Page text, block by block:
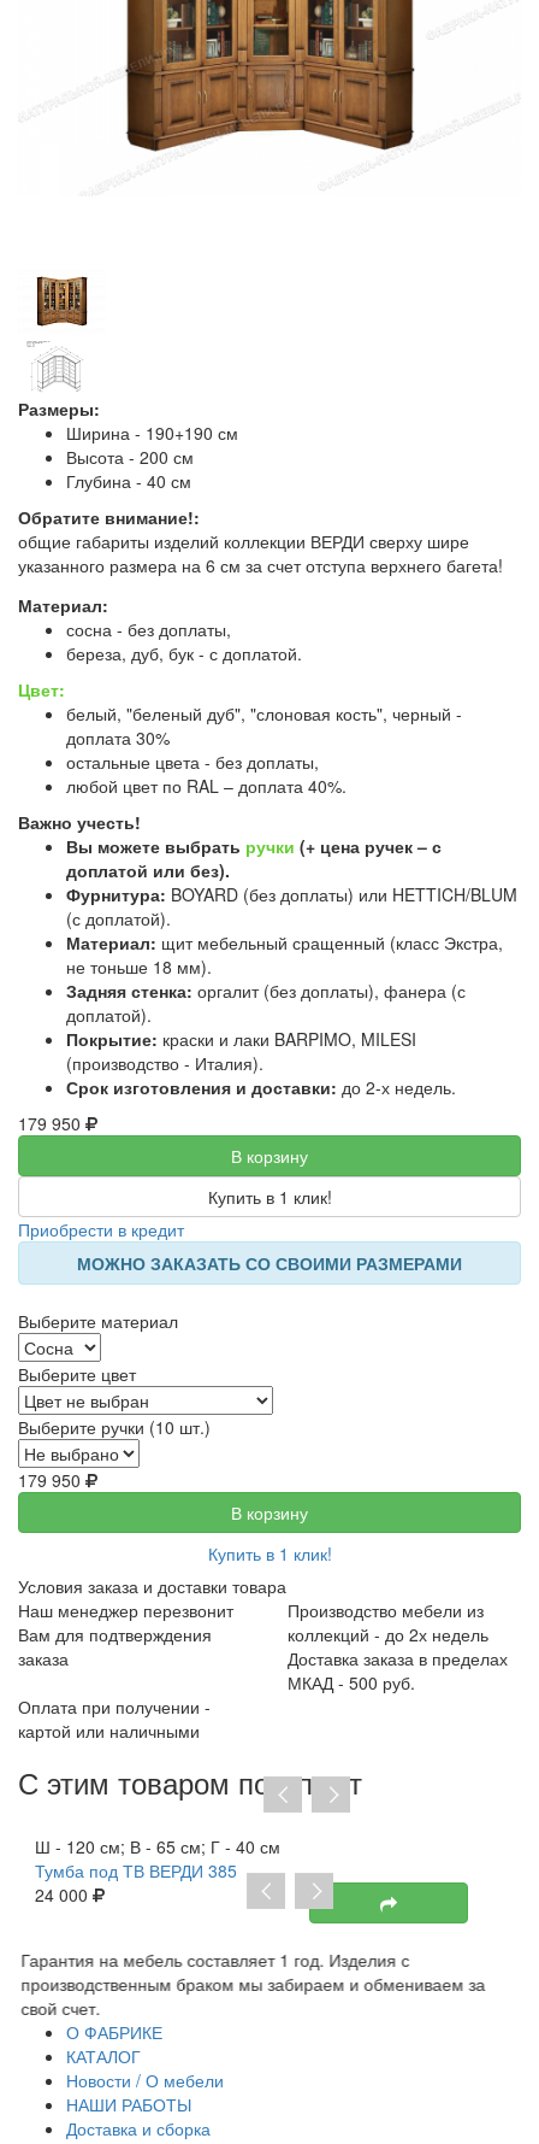
Размеры:
Ширина - 190+190 см
Высота - 200 см
Глубина - 40 см
Обратите внимание!:
общие габариты изделий коллекции ВЕРДИ сверху шире
указанного размера на 6 см за счет отступа верхнего багета!
Материал:
сосна - без доплаты,
береза, дуб, бук - с доплатой.
Цвет:
белый, "беленый дуб", "слоновая кость", черный -
доплата 30%
остальные цвета - без доплаты,
любой цвет по RAL – доплата 40%.
Важно учесть!
Вы можете выбрать ручки (+ цена ручек – с
доплатой или без).
Фурнитура: BOYARD (без доплаты) или HETTICH/BLUM
(с доплатой).
Материал: щит мебельный сращенный (класс Экстра,
не тоньше 18 мм).
Задняя стенка: оргалит (без доплаты), фанера (с
доплатой).
Покрытие: краски и лаки BARPIMO, MILESI
(производство - Италия).
Срок изготовления и доставки: до 2-х недель.
179 950
В корзину
Купить в 1 клик!
Приобрести в кредит
МОЖНО ЗАКАЗАТЬ СО СВОИМИ РАЗМЕРАМИ
Выберите материал
Выберите цвет
Выберите ручки (10 шт.)
179 950
В корзину
Купить в 1 клик!
Условия заказа и доставки товара
Наш менеджер перезвонит
Вам для подтверждения
заказа
Производство мебели из
коллекций - до 2х недель
Доставка заказа в пределах
МКАД - 500 руб.
Оплата при получении -
картой или наличными
С этим товаром покупают
Ш - 120 см; В - 65 см; Г - 40 см
Тумба под ТВ ВЕРДИ 385
24 000
Гарантия на мебель составляет 1 год. Изделия с
производственным браком мы забираем и обмениваем за
свой счет.
О ФАБРИКЕ
КАТАЛОГ
Новости / О мебели
НАШИ РАБОТЫ
Доставка и сборка